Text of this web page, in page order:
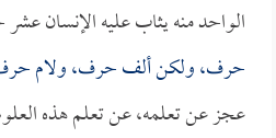
الواحد منه يثاب عليه الإنسان
حرف، ولكن ألف حرف، ولام
عجز عن تعلمه، عن تعلم هذه العلوم